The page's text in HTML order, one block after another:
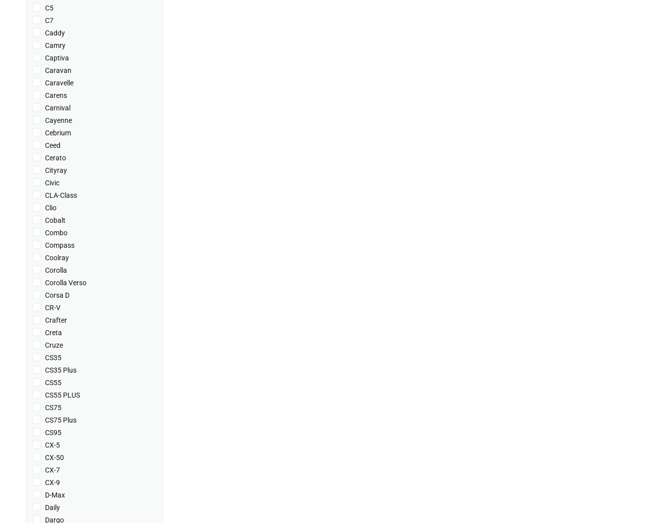
C5
C7
Caddy
Camry
Captiva
Caravan
Caravelle
Carens
Carnival
Cayenne
Cebrium
Ceed
Cerato
Cityray
Civic
CLA-Class
Clio
Cobalt
Combo
Compass
Coolray
Corolla
Corolla Verso
Corsa D
CR-V
Crafter
Creta
Cruze
CS35
CS35 Plus
CS55
CS55 PLUS
CS75
CS75 Plus
CS95
CX-5
CX-50
CX-7
CX-9
D-Max
Daily
Dargo